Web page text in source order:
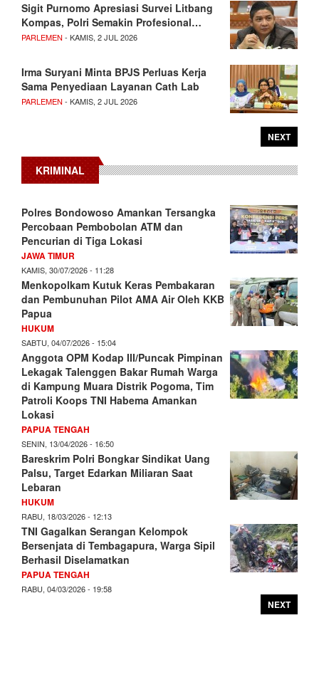
Sigit Purnomo Apresiasi Survei Litbang
Kompas, Polri Semakin Profesional…
PARLEMEN - KAMIS, 2 JUL 2026
Irma Suryani Minta BPJS Perluas Kerja
Sama Penyediaan Layanan Cath Lab
PARLEMEN - KAMIS, 2 JUL 2026
NEXT
KRIMINAL
Polres Bondowoso Amankan Tersangka
Percobaan Pembobolan ATM dan
Pencurian di Tiga Lokasi
JAWA TIMUR
KAMIS, 30/07/2026 - 11:28
Menkopolkam Kutuk Keras Pembakaran
dan Pembunuhan Pilot AMA Air Oleh KKB
Papua
HUKUM
SABTU, 04/07/2026 - 15:04
Anggota OPM Kodap III/Puncak Pimpinan
Lekagak Talenggen Bakar Rumah Warga
di Kampung Muara Distrik Pogoma, Tim
Patroli Koops TNI Habema Amankan
Lokasi
PAPUA TENGAH
SENIN, 13/04/2026 - 16:50
Bareskrim Polri Bongkar Sindikat Uang
Palsu, Target Edarkan Miliaran Saat
Lebaran
HUKUM
RABU, 18/03/2026 - 12:13
TNI Gagalkan Serangan Kelompok
Bersenjata di Tembagapura, Warga Sipil
Berhasil Diselamatkan
PAPUA TENGAH
RABU, 04/03/2026 - 19:58
NEXT